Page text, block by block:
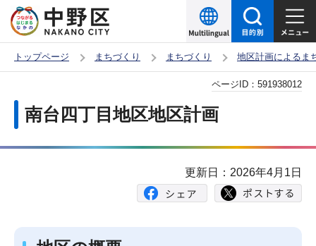
の
ー
頭
トップページ まちづくり まちづくり 地区計画によるま
南台四丁目地区地区計画
ページID： 591938012
更新日：2026年4月1日